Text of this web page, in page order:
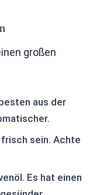
großen
aus der
sein. Achte
Es hat einen